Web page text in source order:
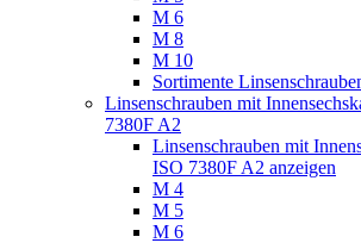
M 6
M 8
M 10
Sortimente
Linsenschrauben mit
7380F A2
Linsenschrauben mit
ISO 7380F A2 anzeigen
M 4
M 5
M 6